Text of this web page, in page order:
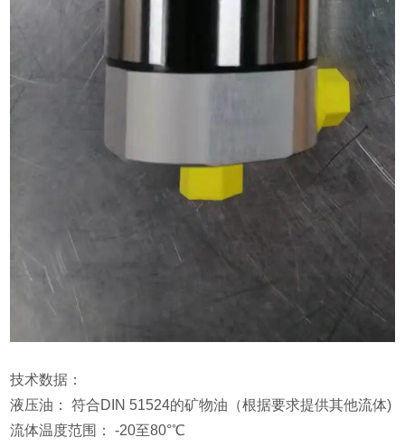
技术数据：
液压油： 符合DIN 51524的矿物油（根据要求提供其他流体)
流体温度范围： -20至80°℃